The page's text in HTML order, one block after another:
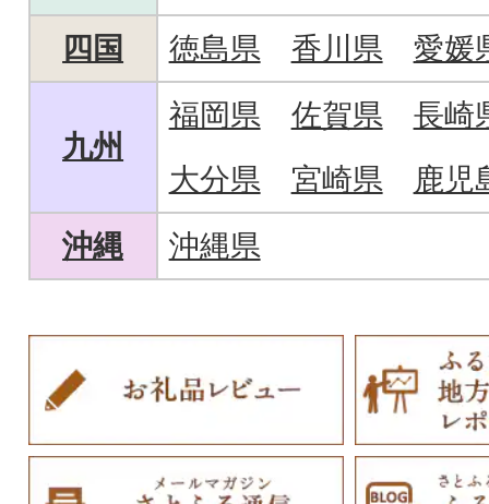
四国
徳島県 香川県 愛媛
九州
福岡県 佐賀県
長崎
大分県
宮崎県
鹿児
沖縄
沖縄県